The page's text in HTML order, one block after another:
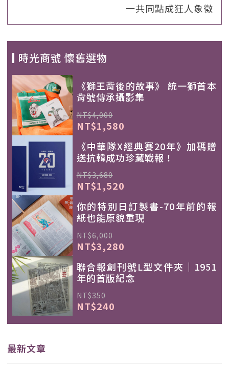
一共同點成狂人象徵
時光商號 懷舊選物
《獅王背後的故事》 統一獅首本
背號傳承攝影集
NT$4,000
NT$1,580
《中華隊X經典賽20年》加碼贈
送抗韓成功珍藏戰報！
NT$3,680
NT$1,520
你的特別日訂製書-70年前的報
紙也能原貌重現
NT$6,000
NT$3,280
聯合報創刊號L型文件夾｜1951
年的首版紀念
NT$350
NT$240
最新文章